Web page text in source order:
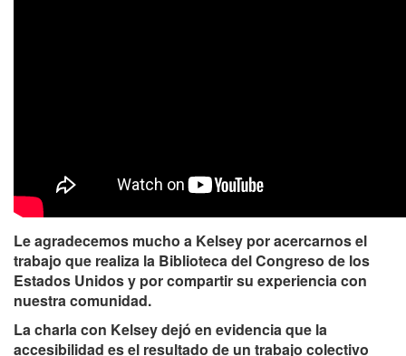
Le agradecemos mucho a Kelsey por acercarnos el
trabajo que realiza la Biblioteca del Congreso de los
Estados Unidos y por compartir su experiencia con
nuestra comunidad.
La charla con Kelsey dejó en evidencia que la
accesibilidad es el resultado de un trabajo colectivo